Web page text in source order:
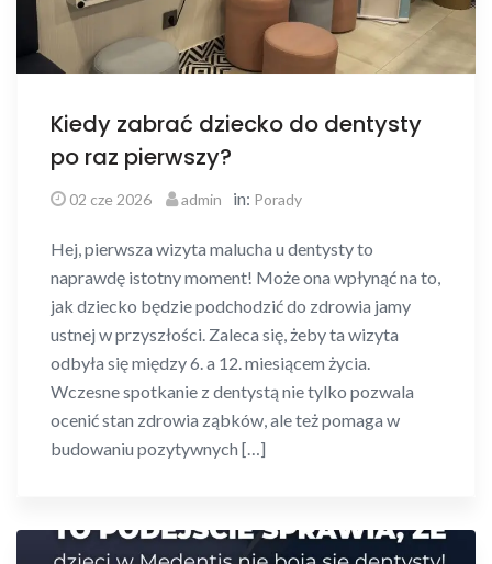
Kiedy zabrać dziecko do dentysty
po raz pierwszy?
02 cze 2026 admin in: Porady
Hej, pierwsza wizyta malucha u dentysty to
naprawdę istotny moment! Może ona wpłynąć na to,
jak dziecko będzie podchodzić do zdrowia jamy
ustnej w przyszłości. Zaleca się, żeby ta wizyta
odbyła się między 6. a 12. miesiącem życia.
Wczesne spotkanie z dentystą nie tylko pozwala
ocenić stan zdrowia ząbków, ale też pomaga w
budowaniu pozytywnych […]